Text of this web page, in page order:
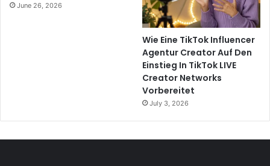
June 26, 2026
Wie Eine TikTok Influencer
Agentur Creator Auf Den
Einstieg In TikTok LIVE
Creator Networks
Vorbereitet
July 3, 2026